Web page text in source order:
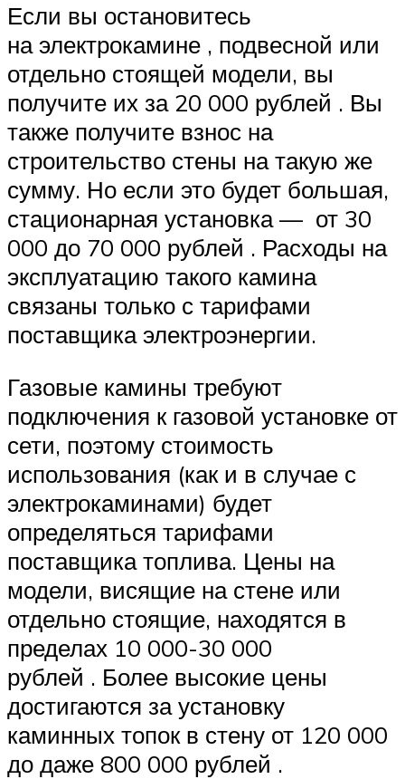
Если вы остановитесь
на электрокамине , подвесной или
отдельно стоящей модели, вы
получите их за 20 000 рублей . Вы
также получите взнос на
строительство стены на такую ​​же
сумму. Но если это будет большая,
стационарная установка — от 30
000 до 70 000 рублей . Расходы на
эксплуатацию такого камина
связаны только с тарифами
поставщика электроэнергии.
Газовые камины требуют
подключения к газовой установке от
сети, поэтому стоимость
использования (как и в случае с
электрокаминами) будет
определяться тарифами
поставщика топлива. Цены на
модели, висящие на стене или
отдельно стоящие, находятся в
пределах 10 000-30 000
рублей . Более высокие цены
достигаются за установку
каминных топок в стену от 120 000
до даже 800 000 рублей .